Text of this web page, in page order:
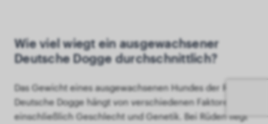
Wie viel wiegt ein ausgewachsener
Deutsche Dogge durchschnittlich?
Das Gewicht eines ausgewachsenen Hundes der Rasse
Deutsche Dogge hängt von verschiedenen Faktoren ab,
einschließlich Geschlecht und Genetik. Bei Rüden liegt